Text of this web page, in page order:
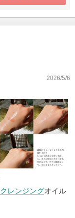
2026/5/6
クレンジングオイル